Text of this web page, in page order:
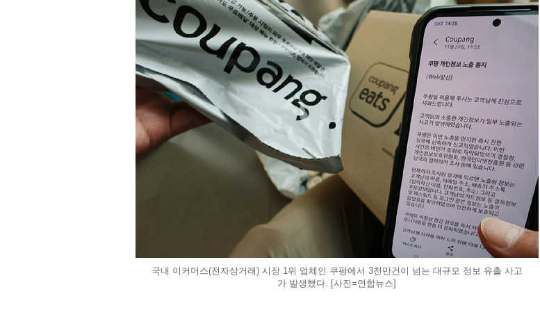
국내 이커머스(전자상거래) 시장 1위 업체인 쿠팡에서 3천만건이 넘는 대규모 정보 유출 사고
가 발생했다. [사진=연합뉴스]